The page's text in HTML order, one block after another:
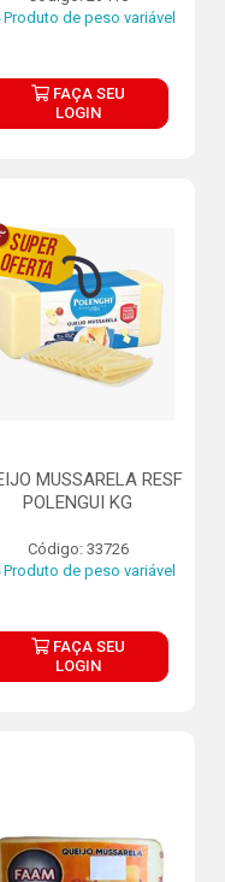
Produto de peso variável
FAÇA SEU
LOGIN
MUSSARELA RESF
POLENGUI KG
Código: 33726
Produto de peso variável
FAÇA SEU
LOGIN